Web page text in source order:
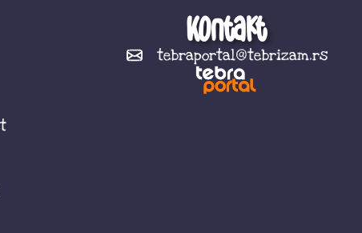
Kontakt
tebraportal@tebrizam.rs